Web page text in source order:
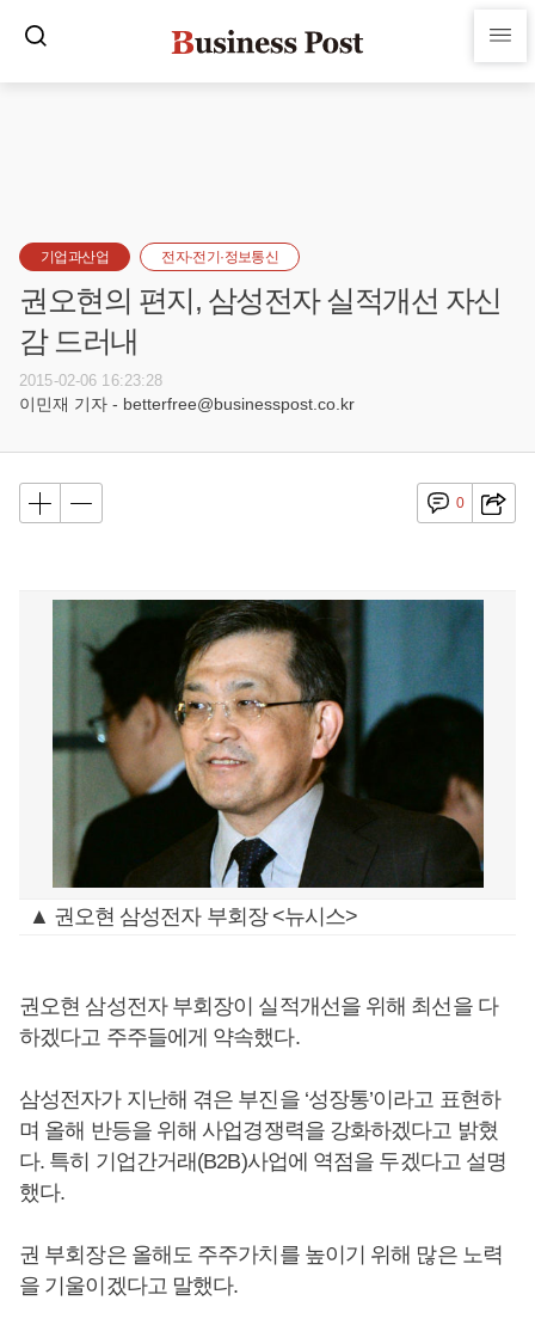
기업과산업 전자·전기·정보통신
권오현의 편지, 삼성전자 실적개선 자신
감 드러내
2015-02-06 16:23:28
이민재 기자 - betterfree@businesspost.co.kr
0
▲ 권오현 삼성전자 부회장 <뉴시스>
권오현 삼성전자 부회장이 실적개선을 위해 최선을 다
하겠다고 주주들에게 약속했다.
삼성전자가 지난해 겪은 부진을 ‘성장통’이라고 표현하
며 올해 반등을 위해 사업경쟁력을 강화하겠다고 밝혔
다. 특히 기업간거래(B2B)사업에 역점을 두겠다고 설명
했다.
권 부회장은 올해도 주주가치를 높이기 위해 많은 노력
을 기울이겠다고 말했다.